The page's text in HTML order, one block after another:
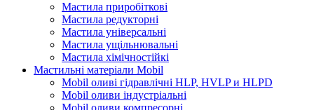
Мастила приробіткові
Мастила редукторні
Мастила універсальні
Мастила ущільнювальні
Мастила хімічностійкі
Мастильні матеріали Mobil
Mobil оливі гідравлічні HLP, HVLP и HLPD
Mobil оливи індустріальні
Mobil оливи компресорні